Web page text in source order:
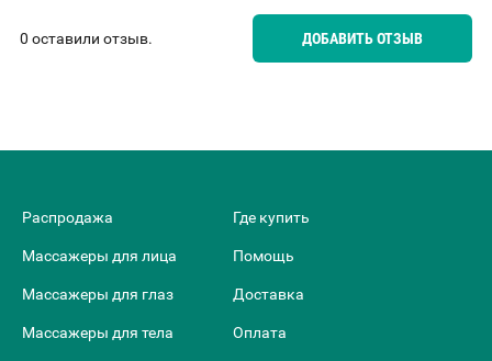
0 оставили отзыв. ДОБАВИТЬ ОТЗЫВ
Распродажа
Массажеры для лица
Массажеры для глаз
Массажеры для тела
Где купить
Помощь
Доставка
Оплата